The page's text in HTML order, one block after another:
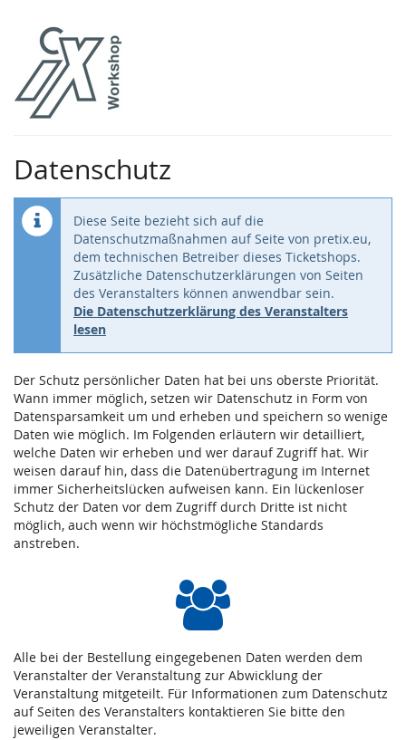
Haupt-
Inhalt
springen
Datenschutz
Diese Seite bezieht sich auf die
Datenschutzmaßnahmen auf Seite von pretix.eu,
dem technischen Betreiber dieses Ticketshops.
Zusätzliche Datenschutzerklärungen von Seiten
des Veranstalters können anwendbar sein.
Die Datenschutzerklärung des Veranstalters
lesen
Der Schutz persönlicher Daten hat bei uns oberste Priorität.
Wann immer möglich, setzen wir Datenschutz in Form von
Datensparsamkeit um und erheben und speichern so wenige
Daten wie möglich. Im Folgenden erläutern wir detailliert,
welche Daten wir erheben und wer darauf Zugriff hat. Wir
weisen darauf hin, dass die Datenübertragung im Internet
immer Sicherheitslücken aufweisen kann. Ein lückenloser
Schutz der Daten vor dem Zugriff durch Dritte ist nicht
möglich, auch wenn wir höchstmögliche Standards
anstreben.
Alle bei der Bestellung eingegebenen Daten werden dem
Veranstalter der Veranstaltung zur Abwicklung der
Veranstaltung mitgeteilt. Für Informationen zum Datenschutz
auf Seiten des Veranstalters kontaktieren Sie bitte den
jeweiligen Veranstalter.